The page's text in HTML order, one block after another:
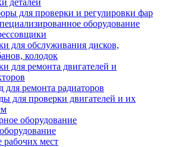
деталей
для проверки и регулировки фар
оборудование
для обслуживания дисков,
колодок
для ремонта двигателей и
для ремонта радиаторов
для проверки двигателей и их
оборудование
мест